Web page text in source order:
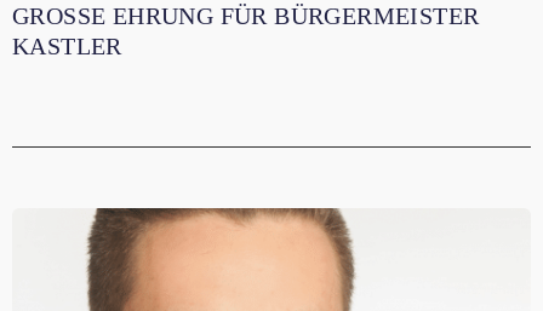
GROSSE EHRUNG FÜR BÜRGERMEISTER K
ASTLER